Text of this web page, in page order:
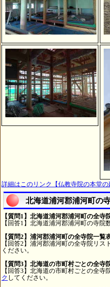
詳細はこのリンク【仏教寺院の本堂の
北海道浦河郡浦河町の
【質問1】北海道浦河郡浦河町の全寺
【回答1】北海道浦河郡浦河町の寺院
【質問2】浦河郡浦河町の全寺院一覧
【回答2】浦河郡浦河町の全寺院リス
ください。
【質問3】北海道の市町村ごとの全寺
【回答3】北海道の市町村ごとの全寺
ク してください。